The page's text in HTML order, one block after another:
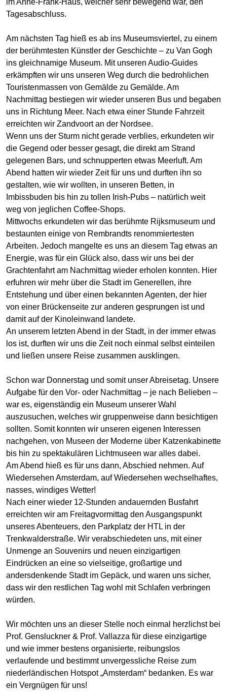
im Anne-Frank-Haus, welcher sehr bewegend war, den
Tagesabschluss.
Am nächsten Tag hieß es ab ins Museumsviertel, zu einem
der berühmtesten Künstler der Geschichte – zu Van Gogh
ins gleichnamige Museum. Mit unseren Audio-Guides
erkämpften wir uns unseren Weg durch die bedrohlichen
Touristenmassen von Gemälde zu Gemälde. Am
Nachmittag bestiegen wir wieder unseren Bus und begaben
uns in Richtung Meer. Nach etwa einer Stunde Fahrzeit
erreichten wir Zandvoort an der Nordsee.
Wenn uns der Sturm nicht gerade verblies, erkundeten wir
die Gegend oder besser gesagt, die direkt am Strand
gelegenen Bars, und schnupperten etwas Meerluft. Am
Abend hatten wir wieder Zeit für uns und durften ihn so
gestalten, wie wir wollten, in unseren Betten, in
Imbissbuden bis hin zu tollen Irish-Pubs – natürlich weit
weg von jeglichen Coffee-Shops.
Mittwochs erkundeten wir das berühmte Rijksmuseum und
bestaunten einige von Rembrandts renommiertesten
Arbeiten. Jedoch mangelte es uns an diesem Tag etwas an
Energie, was für ein Glück also, dass wir uns bei der
Grachtenfahrt am Nachmittag wieder erholen konnten. Hier
erfuhren wir mehr über die Stadt im Generellen, ihre
Entstehung und über einen bekannten Agenten, der hier
von einer Brückenseite zur anderen gesprungen ist und
damit auf der Kinoleinwand landete.
An unserem letzten Abend in der Stadt, in der immer etwas
los ist, durften wir uns die Zeit noch einmal selbst einteilen
und ließen unsere Reise zusammen ausklingen.
Schon war Donnerstag und somit unser Abreisetag. Unsere
Aufgabe für den Vor- oder Nachmittag – je nach Belieben –
war es, eigenständig ein Museum unserer Wahl
auszusuchen, welches wir gruppenweise dann besichtigen
sollten. Somit konnten wir unseren eigenen Interessen
nachgehen, von Museen der Moderne über Katzenkabinette
bis hin zu spektakulären Lichtmuseen war alles dabei.
Am Abend hieß es für uns dann, Abschied nehmen. Auf
Wiedersehen Amsterdam, auf Wiedersehen wechselhaftes,
nasses, windiges Wetter!
Nach einer wieder 12-Stunden andauernden Busfahrt
erreichten wir am Freitagvormittag den Ausgangspunkt
unseres Abenteuers, den Parkplatz der HTL in der
Trenkwalderstraße. Wir verabschiedeten uns, mit einer
Unmenge an Souvenirs und neuen einzigartigen
Eindrücken an eine so vielseitige, großartige und
andersdenkende Stadt im Gepäck, und waren uns sicher,
dass wir den restlichen Tag wohl mit Schlafen verbringen
würden.
Wir möchten uns an dieser Stelle noch einmal herzlichst bei
Prof. Gensluckner & Prof. Vallazza für diese einzigartige
und wie immer bestens organisierte, reibungslos
verlaufende und bestimmt unvergessliche Reise zum
niederländischen Hotspot „Amsterdam“ bedanken. Es war
ein Vergnügen für uns!